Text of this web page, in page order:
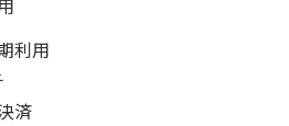
利用
済